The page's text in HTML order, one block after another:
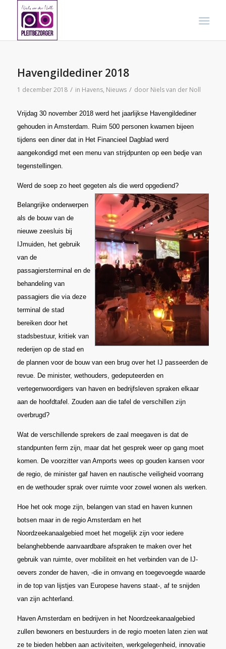
Havengildediner 2018
1 december 2018 / in Havens, Nieuws / door Niels van der Noll
Vrijdag 30 november 2018 werd het jaarlijkse Havengildediner
gehouden in Amsterdam. Ruim 500 personen kwamen bijeen
tijdens een diner dat in Het Financieel Dagblad werd
aangekondigd met een menu van strijdpunten op een bedje van
tegenstellingen.
Werd de soep zo heet gegeten als die werd opgediend?
Belangrijke onderwerpen
als de bouw van de
nieuwe zeesluis bij
IJmuiden, het gebruik
van de
passagiersterminal en de
behandeling van
passagiers die via deze
terminal de stad
bereiken door het
stadsbestuur, kritiek van
rederijen op de stad en
de plannen voor de bouw van een brug over het IJ passeerden de
revue. De minister, wethouders, gedeputeerden en
vertegenwoordigers van haven en bedrijfsleven spraken elkaar
aan de hoofdtafel. Zouden aan die tafel de verschillen zijn
overbrugd?
Wat de verschillende sprekers de zaal meegaven is dat de
standpunten ferm zijn, maar dat het gesprek weer op gang moet
komen. De voorzitter van Amports wees op gouden kansen voor
de regio, de minister gaf haven en nautische veiligheid voorrang
en de wethouder sprak over ruimte voor zowel wonen als werken.
Hoe het ook moge zijn, belangen van stad en haven kunnen
botsen maar in de regio Amsterdam en het
Noordzeekanaalgebied moet het mogelijk zijn voor iedere
belanghebbende aanvaardbare afspraken te maken over het
gebruik van ruimte, over mobiliteit en het verbinden van de IJ-
oevers zonder de haven, -die in omvang en toegevoegde waarde
in de top van lijstjes van Europese havens staat-, af te snijden
van zijn achterland.
Haven Amsterdam en bedrijven in het Noordzeekanaalgebied
zullen bewoners en bestuurders in de regio moeten laten zien wat
ze te bieden hebben aan activiteiten, werkgelegenheid, innovatie